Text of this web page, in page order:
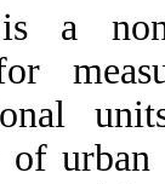
a
urban